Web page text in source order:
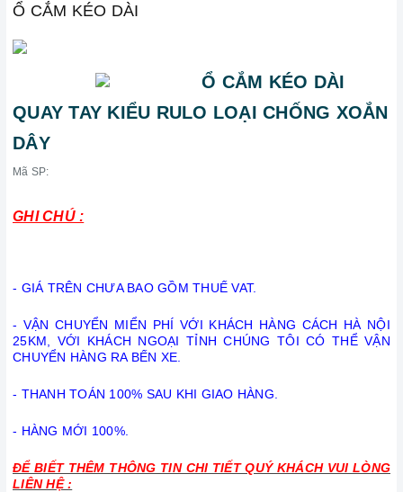
Ổ CẮM KÉO DÀI
Ổ CẮM KÉO DÀI
QUAY TAY KIỂU RULO LOẠI CHỐNG XOẮN
DÂY
Mã SP:
GHI CHÚ :
- GIÁ TRÊN CHƯA BAO GỒM THUẾ VAT.
- VẬN CHUYỂN MIỂN PHÍ VỚI KHÁCH HÀNG CÁCH HÀ NỘI
25KM, VỚI KHÁCH NGOẠI TỈNH CHÚNG TÔI CÓ THỂ VẬN
CHUYỂN HÀNG RA BẾN XE.
- THANH TOÁN 100% SAU KHI GIAO HÀNG.
- HÀNG MỚI 100%.
ĐỂ BIẾT THÊM THÔNG TIN CHI TIẾT QUÝ KHÁCH VUI LÒNG
LIÊN HỆ :